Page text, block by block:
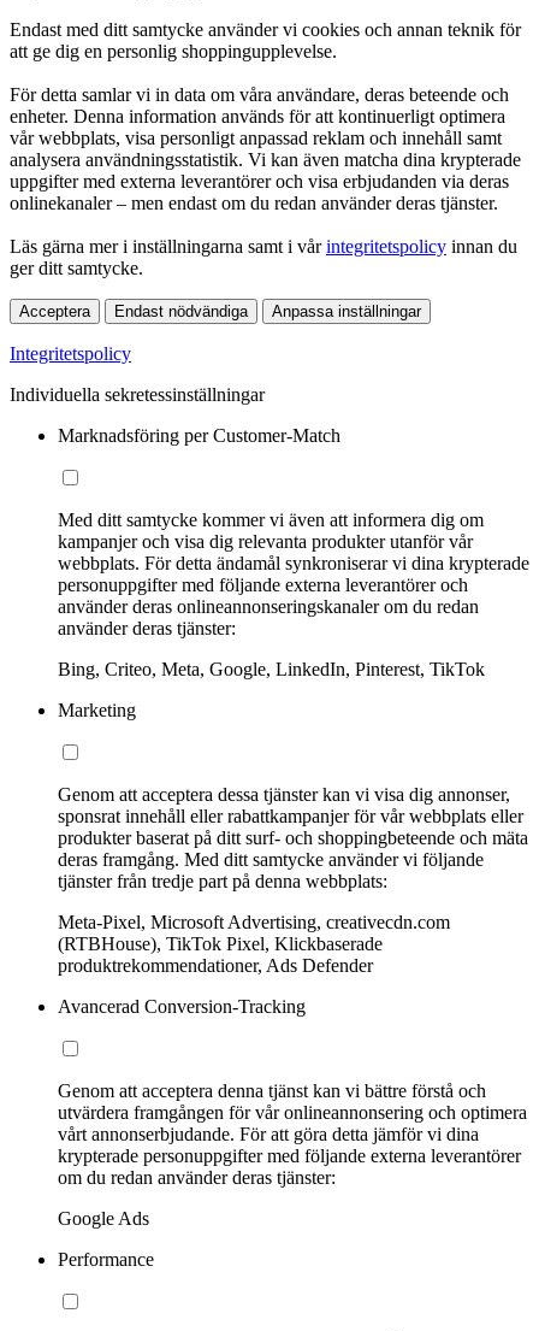
Endast med ditt samtycke använder vi cookies och annan teknik för
att ge dig en personlig shoppingupplevelse.
För detta samlar vi in data om våra användare, deras beteende och
enheter. Denna information används för att kontinuerligt optimera
vår webbplats, visa personligt anpassad reklam och innehåll samt
analysera användningsstatistik. Vi kan även matcha dina krypterade
uppgifter med externa leverantörer och visa erbjudanden via deras
onlinekanaler – men endast om du redan använder deras tjänster.
Läs gärna mer i inställningarna samt i vårintegritetspolicy innan du
ger ditt samtycke.
Acceptera Endast nödvändiga Anpassa inställningar
Integritetspolicy
Individuella sekretessinställningar
Marknadsföring per Customer-Match
Med ditt samtycke kommer vi även att informera dig om
kampanjer och visa dig relevanta produkter utanför vår
webbplats. För detta ändamål synkroniserar vi dina krypterade
personuppgifter med följande externa leverantörer och
använder deras onlineannonseringskanaler om du redan
använder deras tjänster:
Bing, Criteo, Meta, Google, LinkedIn, Pinterest, TikTok
Marketing
Genom att acceptera dessa tjänster kan vi visa dig annonser,
sponsrat innehåll eller rabattkampanjer för vår webbplats eller
produkter baserat på ditt surf- och shoppingbeteende och mäta
deras framgång. Med ditt samtycke använder vi följande
tjänster från tredje part på denna webbplats:
Meta-Pixel, Microsoft Advertising, creativecdn.com
(RTBHouse), TikTok Pixel, Klickbaserade
produktrekommendationer, Ads Defender
Avancerad Conversion-Tracking
Genom att acceptera denna tjänst kan vi bättre förstå och
utvärdera framgången för vår onlineannonsering och optimera
vårt annonserbjudande. För att göra detta jämför vi dina
krypterade personuppgifter med följande externa leverantörer
om du redan använder deras tjänster:
Google Ads
Performance